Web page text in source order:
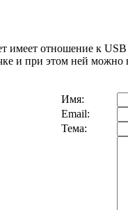
отношение к USB
и при этом ней
Имя:
Email:
Тема: